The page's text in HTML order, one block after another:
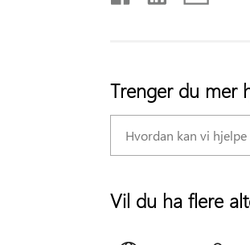
Trenger du mer
Vil du ha flere